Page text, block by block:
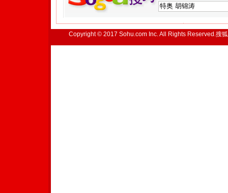
Copyright © 2017 Sohu.com Inc. All Rights Reserved.搜